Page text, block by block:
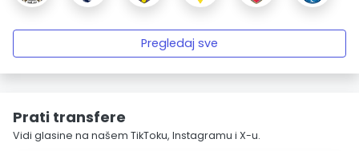
Pregledaj sve
Prati transfere
Vidi glasine na našem TikToku, Instagramu i X-u.